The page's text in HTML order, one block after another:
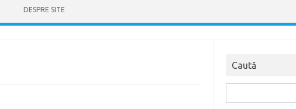
DESPRE SITE
Caută
după: